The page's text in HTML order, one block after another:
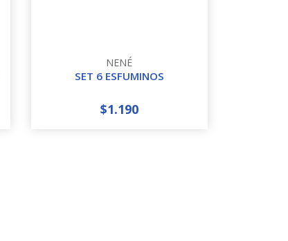
NENÉ
SET 6 ESFUMINOS
+
$1.190